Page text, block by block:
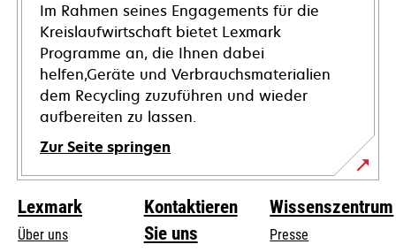
Im Rahmen seines Engagements für die
Kreislaufwirtschaft bietet Lexmark
Programme an, die Ihnen dabei
helfen,Geräte und Verbrauchsmaterialien
dem Recycling zuzuführen und wieder
aufbereiten zu lassen.
Zur Seite springen
Lexmark
Über uns
Kontaktieren
Sie uns
Wissenszentrum
Presse